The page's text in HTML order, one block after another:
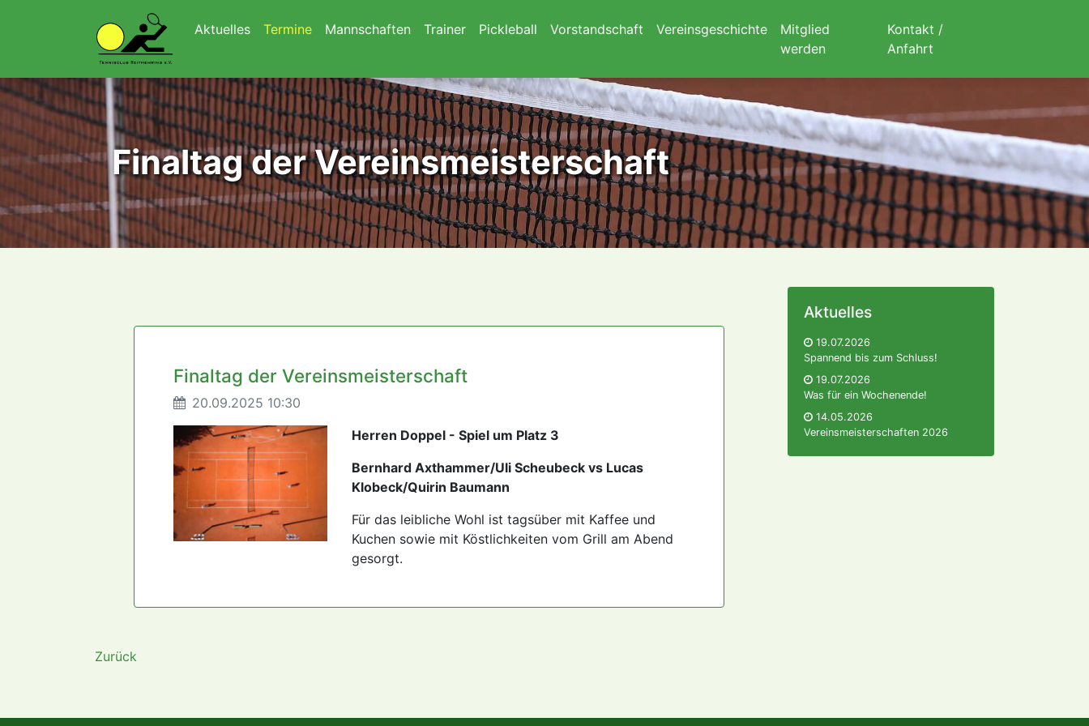
Navigation überspringen
Aktuelles Termine Mannschaften Trainer Pickleball Vorstandschaft Vereinsgeschichte
Mitglied
werden
Kontakt /
Anfahrt
Finaltag der Vereinsmeisterschaft
Finaltag der Vereinsmeisterschaft
20.09.2025 10:30
Herren Doppel - Spiel um Platz 3
Bernhard Axthammer/Uli Scheubeck vs Lucas
Klobeck/Quirin Baumann
Für das leibliche Wohl ist tagsüber mit Kaffee und
Kuchen sowie mit Köstlichkeiten vom Grill am Abend
gesorgt.
Zurück
Aktuelles
19.07.2026
Spannend bis zum Schluss!
19.07.2026
Was für ein Wochenende!
14.05.2026
Vereinsmeisterschaften 2026